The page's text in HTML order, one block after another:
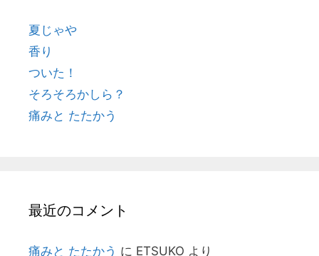
夏じゃや
香り
ついた！
そろそろかしら？
痛みと たたかう
最近のコメント
痛みと たたかう に ETSUKO より